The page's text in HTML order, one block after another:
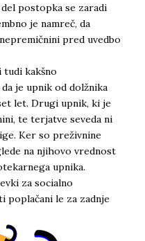
postopka se zaradi
je namreč, da
pred uvedbo
kakšno
je upnik od dolžnika
let. Drugi upnik, ki je
te terjatve seveda ni
Ker so preživnine
na njihovo vrednost
upnika.
za socialno
poplačani le za zadnje